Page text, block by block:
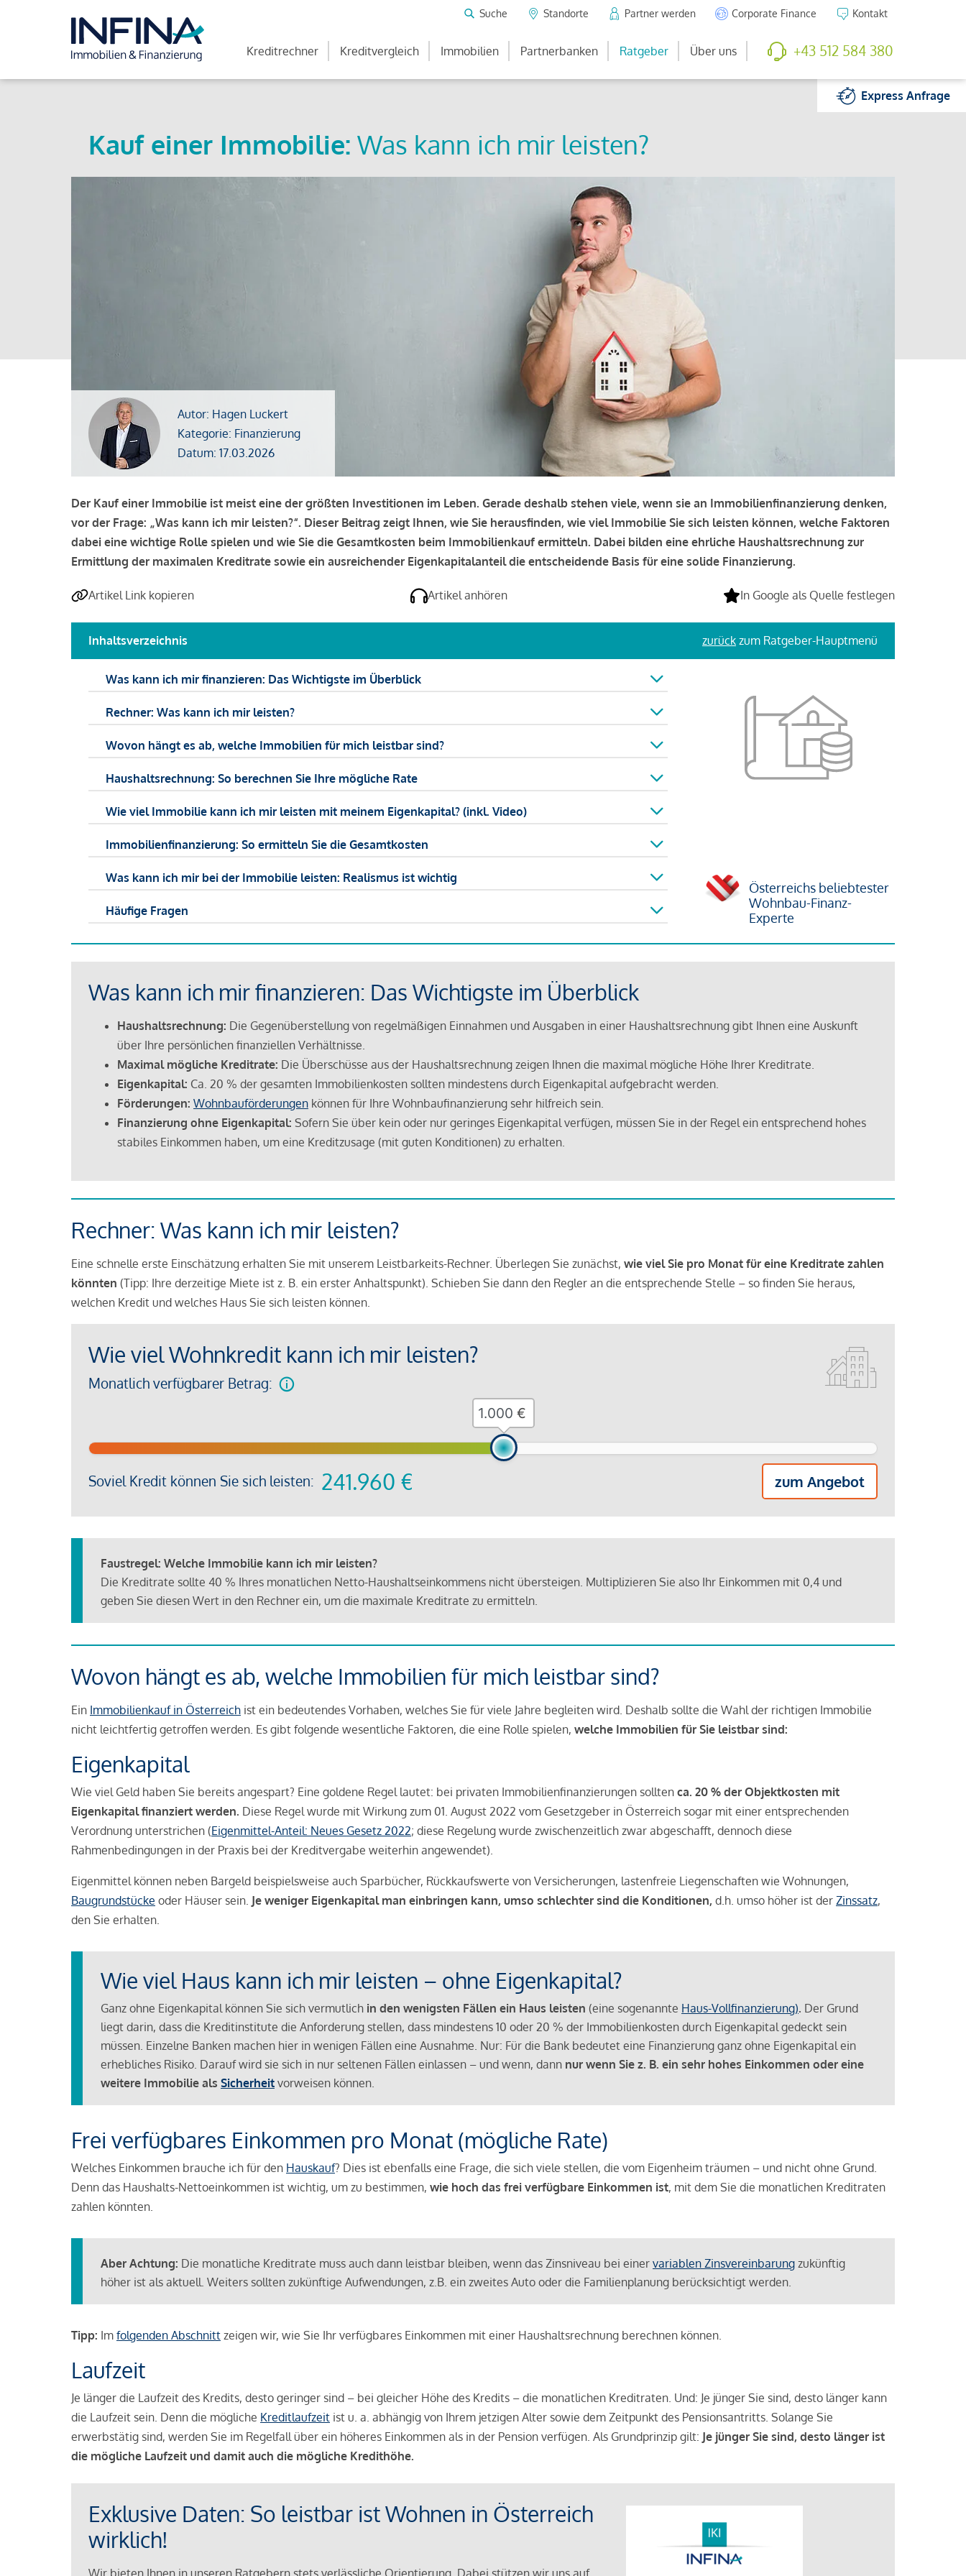
Suche Standorte Partner werden Corporate Finance Kontakt
Kreditrechner Kreditvergleich Immobilien Partnerbanken Ratgeber Über uns +43 512 584 380
ExpressAnfrage
Kauf einer Immobilie: Was kann ich mir leisten?
Autor: Hagen Luckert
Kategorie: Finanzierung
Datum: 17.03.2026
Der Kauf einer Immobilie ist meist eine der größten Investitionen im Leben. Gerade deshalb stehen viele, wenn sie an Immobilienfinanzierung denken,
vor der Frage: „Was kann ich mir leisten?“. Dieser Beitrag zeigt Ihnen, wie Sie herausfinden, wie viel Immobilie Sie sich leisten können, welche Faktoren
dabei eine wichtige Rolle spielen und wie Sie die Gesamtkosten beim Immobilienkauf ermitteln. Dabei bilden eine ehrliche Haushaltsrechnung zur
Ermittlung der maximalen Kreditrate sowie ein ausreichender Eigenkapitalanteil die entscheidende Basis für eine solide Finanzierung.
Artikel Link kopieren Artikel anhören In Google als Quelle festlegen
Inhaltsverzeichnis zurück zum Ratgeber-Hauptmenü
Was kann ich mir finanzieren: Das Wichtigste im Überblick
Rechner: Was kann ich mir leisten?
Wovon hängt es ab, welche Immobilien für mich leistbar sind?
Haushaltsrechnung: So berechnen Sie Ihre mögliche Rate
Wie viel Immobilie kann ich mir leisten mit meinem Eigenkapital? (inkl. Video)
Immobilienfinanzierung: So ermitteln Sie die Gesamtkosten
Was kann ich mir bei der Immobilie leisten: Realismus ist wichtig
Häufige Fragen
Österreichs beliebtester
Wohnbau-Finanz-
Experte
Was kann ich mir finanzieren: Das Wichtigste im Überblick
Haushaltsrechnung: Die Gegenüberstellung von regelmäßigen Einnahmen und Ausgaben in einer Haushaltsrechnung gibt Ihnen eine Auskunft
über Ihre persönlichen finanziellen Verhältnisse.
Maximal mögliche Kreditrate: Die Überschüsse aus der Haushaltsrechnung zeigen Ihnen die maximal mögliche Höhe Ihrer Kreditrate.
Eigenkapital: Ca. 20 % der gesamten Immobilienkosten sollten mindestens durch Eigenkapital aufgebracht werden.
Förderungen: Wohnbauförderungen können für Ihre Wohnbaufinanzierung sehr hilfreich sein.
Finanzierung ohne Eigenkapital: Sofern Sie über kein oder nur geringes Eigenkapital verfügen, müssen Sie in der Regel ein entsprechend hohes
stabiles Einkommen haben, um eine Kreditzusage (mit guten Konditionen) zu erhalten.
Rechner: Was kann ich mir leisten?
Eine schnelle erste Einschätzung erhalten Sie mit unserem Leistbarkeits-Rechner. Überlegen Sie zunächst, wie viel Sie pro Monat für eine Kreditrate zahlen
könnten (Tipp: Ihre derzeitige Miete ist z. B. ein erster Anhaltspunkt). Schieben Sie dann den Regler an die entsprechende Stelle – so finden Sie heraus,
welchen Kredit und welches Haus Sie sich leisten können.
Wie viel Wohnkredit kann ich mir leisten?
Monatlich verfügbarer Betrag:
Soviel Kredit können Sie sich leisten: 241.960 € zum Angebot
€
Faustregel: Welche Immobilie kann ich mir leisten?
Die Kreditrate sollte 40 % Ihres monatlichen Netto-Haushaltseinkommens nicht übersteigen. Multiplizieren Sie also Ihr Einkommen mit 0,4 und
geben Sie diesen Wert in den Rechner ein, um die maximale Kreditrate zu ermitteln.
Wovon hängt es ab, welche Immobilien für mich leistbar sind?
Ein Immobilienkauf in Österreich ist ein bedeutendes Vorhaben, welches Sie für viele Jahre begleiten wird. Deshalb sollte die Wahl der richtigen Immobilie
nicht leichtfertig getroffen werden. Es gibt folgende wesentliche Faktoren, die eine Rolle spielen, welche Immobilien für Sie leistbar sind:
Eigenkapital
Wie viel Geld haben Sie bereits angespart? Eine goldene Regel lautet: bei privaten Immobilienfinanzierungen sollten ca. 20 % der Objektkosten mit
Eigenkapital finanziert werden. Diese Regel wurde mit Wirkung zum 01. August 2022 vom Gesetzgeber in Österreich sogar mit einer entsprechenden
Verordnung unterstrichen (Eigenmittel-Anteil: Neues Gesetz 2022; diese Regelung wurde zwischenzeitlich zwar abgeschafft, dennoch diese
Rahmenbedingungen in der Praxis bei der Kreditvergabe weiterhin angewendet).
Eigenmittel können neben Bargeld beispielsweise auch Sparbücher, Rückkaufswerte von Versicherungen, lastenfreie Liegenschaften wie Wohnungen,
Baugrundstücke oder Häuser sein. Je weniger Eigenkapital man einbringen kann, umso schlechter sind die Konditionen, d.h. umso höher ist der Zinssatz,
den Sie erhalten.
Wie viel Haus kann ich mir leisten – ohne Eigenkapital?
Ganz ohne Eigenkapital können Sie sich vermutlich in den wenigsten Fällen ein Haus leisten (eine sogenannte Haus-Vollfinanzierung). Der Grund
liegt darin, dass die Kreditinstitute die Anforderung stellen, dass mindestens 10 oder 20 % der Immobilienkosten durch Eigenkapital gedeckt sein
müssen. Einzelne Banken machen hier in wenigen Fällen eine Ausnahme. Nur: Für die Bank bedeutet eine Finanzierung ganz ohne Eigenkapital ein
erhebliches Risiko. Darauf wird sie sich in nur seltenen Fällen einlassen – und wenn, dann nur wenn Sie z. B. ein sehr hohes Einkommen oder eine
weitere Immobilie als Sicherheit vorweisen können.
Frei verfügbares Einkommen pro Monat (mögliche Rate)
Welches Einkommen brauche ich für den Hauskauf? Dies ist ebenfalls eine Frage, die sich viele stellen, die vom Eigenheim träumen – und nicht ohne Grund.
Denn das Haushalts-Nettoeinkommen ist wichtig, um zu bestimmen, wie hoch das frei verfügbare Einkommen ist, mit dem Sie die monatlichen Kreditraten
zahlen könnten.
Aber Achtung: Die monatliche Kreditrate muss auch dann leistbar bleiben, wenn das Zinsniveau bei einer variablen Zinsvereinbarung zukünftig
höher ist als aktuell. Weiters sollten zukünftige Aufwendungen, z.B. ein zweites Auto oder die Familienplanung berücksichtigt werden.
Tipp: Im folgenden Abschnitt zeigen wir, wie Sie Ihr verfügbares Einkommen mit einer Haushaltsrechnung berechnen können.
Laufzeit
Je länger die Laufzeit des Kredits, desto geringer sind – bei gleicher Höhe des Kredits – die monatlichen Kreditraten. Und: Je jünger Sie sind, desto länger kann
die Laufzeit sein. Denn die mögliche Kreditlaufzeit ist u. a. abhängig von Ihrem jetzigen Alter sowie dem Zeitpunkt des Pensionsantritts. Solange Sie
erwerbstätig sind, werden Sie im Regelfall über ein höheres Einkommen als in der Pension verfügen. Als Grundprinzip gilt: Je jünger Sie sind, desto länger ist
die mögliche Laufzeit und damit auch die mögliche Kredithöhe.
Exklusive Daten: So leistbar ist Wohnen in Österreich
wirklich!